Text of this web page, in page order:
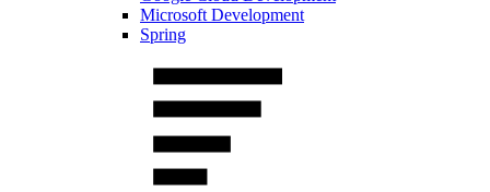
Microsoft Development
Spring